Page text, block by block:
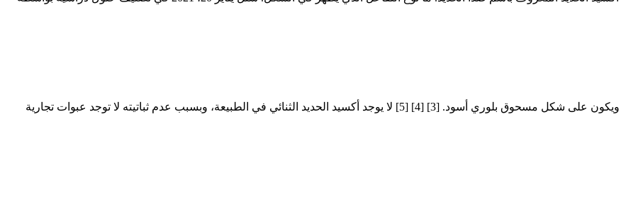
أكسيد الحديد الثنائي (أو أكسيد الحديدوز) مركب كيميائي له الصيغة FeO، ويكون على شكل مسحوق بلوري أسود. [3] [4] [5] لا يوجد أكسيد الحديد الثنائي في الطبيعة، وبسبب عدم ثباتيته لا توجد عبوات تجارية